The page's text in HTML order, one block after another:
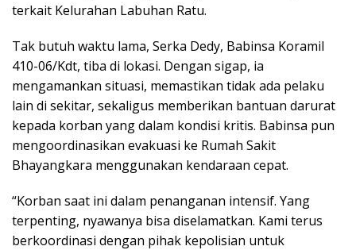
terkait Kelurahan Labuhan Ratu.
Tak butuh waktu lama, Serka Dedy, Babinsa Koramil
410-06/Kdt, tiba di lokasi. Dengan sigap, ia
mengamankan situasi, memastikan tidak ada pelaku
lain di sekitar, sekaligus memberikan bantuan darurat
kepada korban yang dalam kondisi kritis. Babinsa pun
mengoordinasikan evakuasi ke Rumah Sakit
Bhayangkara menggunakan kendaraan cepat.
“Korban saat ini dalam penanganan intensif. Yang
terpenting, nyawanya bisa diselamatkan. Kami terus
berkoordinasi dengan pihak kepolisian untuk